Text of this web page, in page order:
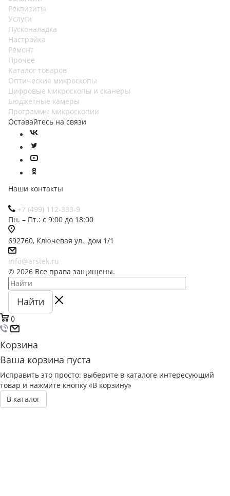
Реквизиты
Услуги
Пусконаладка
Настройка
Ремонт
Прочее
Каталог товаров
Оптические микроскопы
Цифровые микроскопы и сканеры
Бюджетные камеры
Программы микроскопии
Оставайтесь на связи
Наши контакты
+7 (499) 112-333-9
Пн. – Пт.: с 9:00 до 18:00
692760, Ключевая ул., дом 1/1
info@arstek.ru
© 2026 Все права защищены.
Найти
0
Корзина
Ваша корзина пуста
Исправить это просто: выберите в каталоге интересующий
товар и нажмите кнопку «В корзину»
В каталог